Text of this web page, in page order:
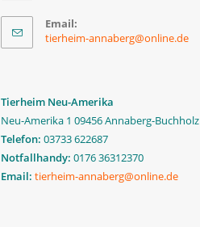
Email:
tierheim-annaberg@online.de
Tierheim Neu-Amerika
Neu-Amerika 1 09456 Annaberg-Buchholz
Telefon: 03733 622687
Notfallhandy: 0176 36312370
Email: tierheim-annaberg@online.de